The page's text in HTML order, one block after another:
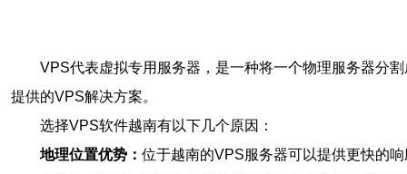
VPS代表虚拟专用服务器，是一种将一个物理服务器分
提供的VPS解决方案。
选择VPS软件越南有以下几个原因：
地理位置优势： 位于越南的VPS服务器可以提供更快的